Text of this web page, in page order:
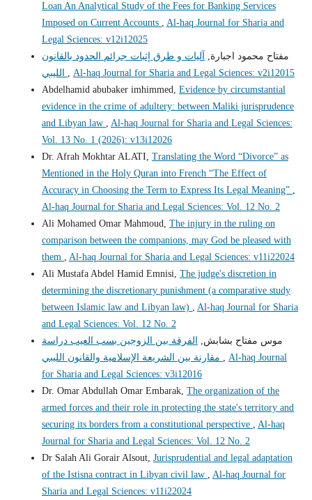
Loan An Analytical Study of the Fees for Banking Services
Imposed on Current Accounts , Al-haq Journal for Sharia and
Legal Sciences: v12i12025
مفتاح محمود اجبارة,
آليات و طرق إثبات جرائم الحدود بالقانون
, Al-haq Journal for Sharia and Legal Sciences: v2i12015
Abdelhamid abubaker imhimmed, Evidence by circumstantial
evidence in the crime of adultery: between Maliki jurisprudence
and Libyan law , Al-haq Journal for Sharia and Legal Sciences:
Vol. 13 No. 1 (2026): v13i12026
Dr. Afrah Mokhtar ALATI, Translating the Word “Divorce” as
Mentioned in the Holy Quran into French “The Effect of
Accuracy in Choosing the Term to Express Its Legal Meaning” ,
Al-haq Journal for Sharia and Legal Sciences: Vol. 12 No. 2
Ali Mohamed Omar Mahmoud, The injury in the ruling on
comparison between the companions, may God be pleased with
them , Al-haq Journal for Sharia and Legal Sciences: v11i22024
Ali Mustafa Abdel Hamid Emnisi, The judge's discretion in
determining the discretionary punishment (a comparative study
between Islamic law and Libyan law) , Al-haq Journal for Sharia
and Legal Sciences: Vol. 12 No. 2
موس مفتاح بشابش,
الفرقة بين الزوجين بسب العيب دراسة
, Al-haq Journal
for Sharia and Legal Sciences: v3i12016
Dr. Omar Abdullah Omar Embarak, The organization of the
armed forces and their role in protecting the state's territory and
securing its borders from a constitutional perspective , Al-haq
Journal for Sharia and Legal Sciences: Vol. 12 No. 2
Dr Salah Ali Gorair Alsout, Jurisprudential and legal adaptation
of the Istisna contract in Libyan civil law , Al-haq Journal for
Sharia and Legal Sciences: v11i22024